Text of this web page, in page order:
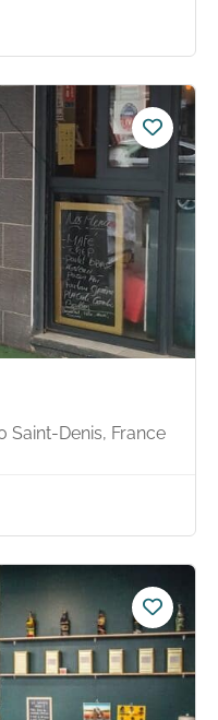
Saint-Denis, France